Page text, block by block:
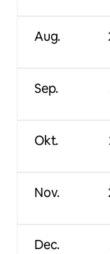
Aug.
Sep.
Okt.
Nov.
Dec.